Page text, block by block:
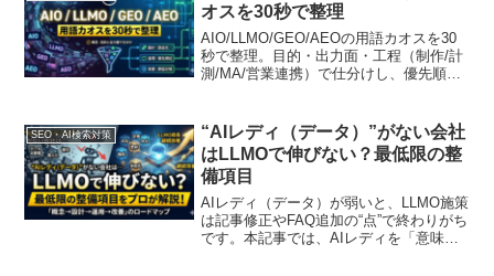
オスを30秒で整理
AIO/LLMO/GEO/AEOの用語カオスを30
秒で整理。目的・出力面・工程（制作/計
測/MA/営業連携）で仕分けし、優先順位
SEO・AI検索対策
“AIレディ（データ）”がない会社
はLLMOで伸びない？最低限の整
備項目
AIレディ（データ）が弱いと、LLMO施策
は記事修正やFAQ追加の“点”で終わりがち
です。本記事では、AIレディを「意味が